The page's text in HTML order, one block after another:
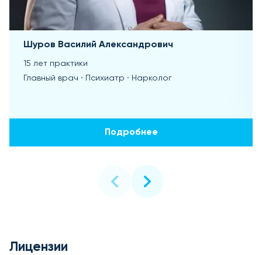
Шуров Василий Александрович
15 лет практики
Главный врач · Психиатр · Нарколог
Подробнее
Лицензии